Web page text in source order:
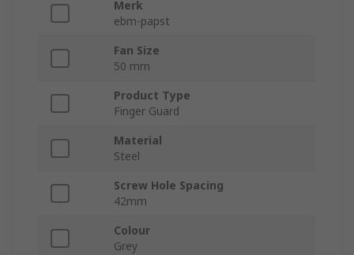
Merk
ebm-papst
Fan Size
50 mm
Product Type
Finger Guard
Material
Steel
Screw Hole Spacing
42mm
Colour
Grey